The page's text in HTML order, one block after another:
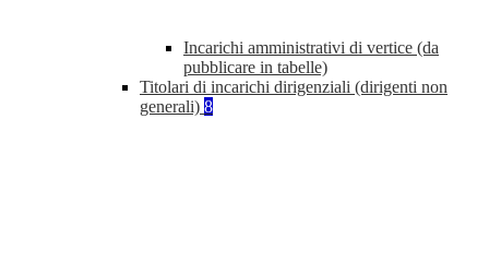
Incarichi amministrativi di vertice (da
pubblicare in tabelle)
Titolari di incarichi dirigenziali (dirigenti non
generali) 8